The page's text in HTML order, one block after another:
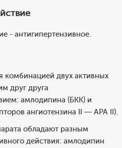
- антигипертензивное.
комбинацией двух активных
друг друга
амлодипина (БКК) и
ангиотензина II — АРА II).
обладают разным
действия: амлодипин